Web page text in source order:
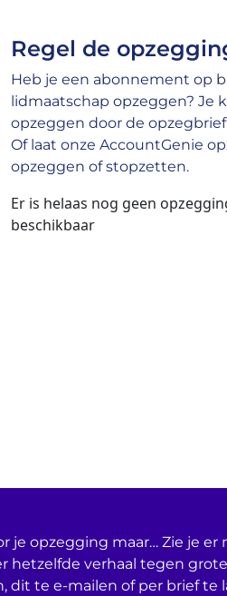
Regel de
Heb je een abonnement op
lidmaatschap opzeggen? Je
opzeggen door de
Of laat onze AccountGenie
opzeggen of stopzetten.
Er is helaas nog geen
beschikbaar
je opzegging maar… Zie je er
hetzelfde verhaal tegen
dit te e-mailen of per brief te